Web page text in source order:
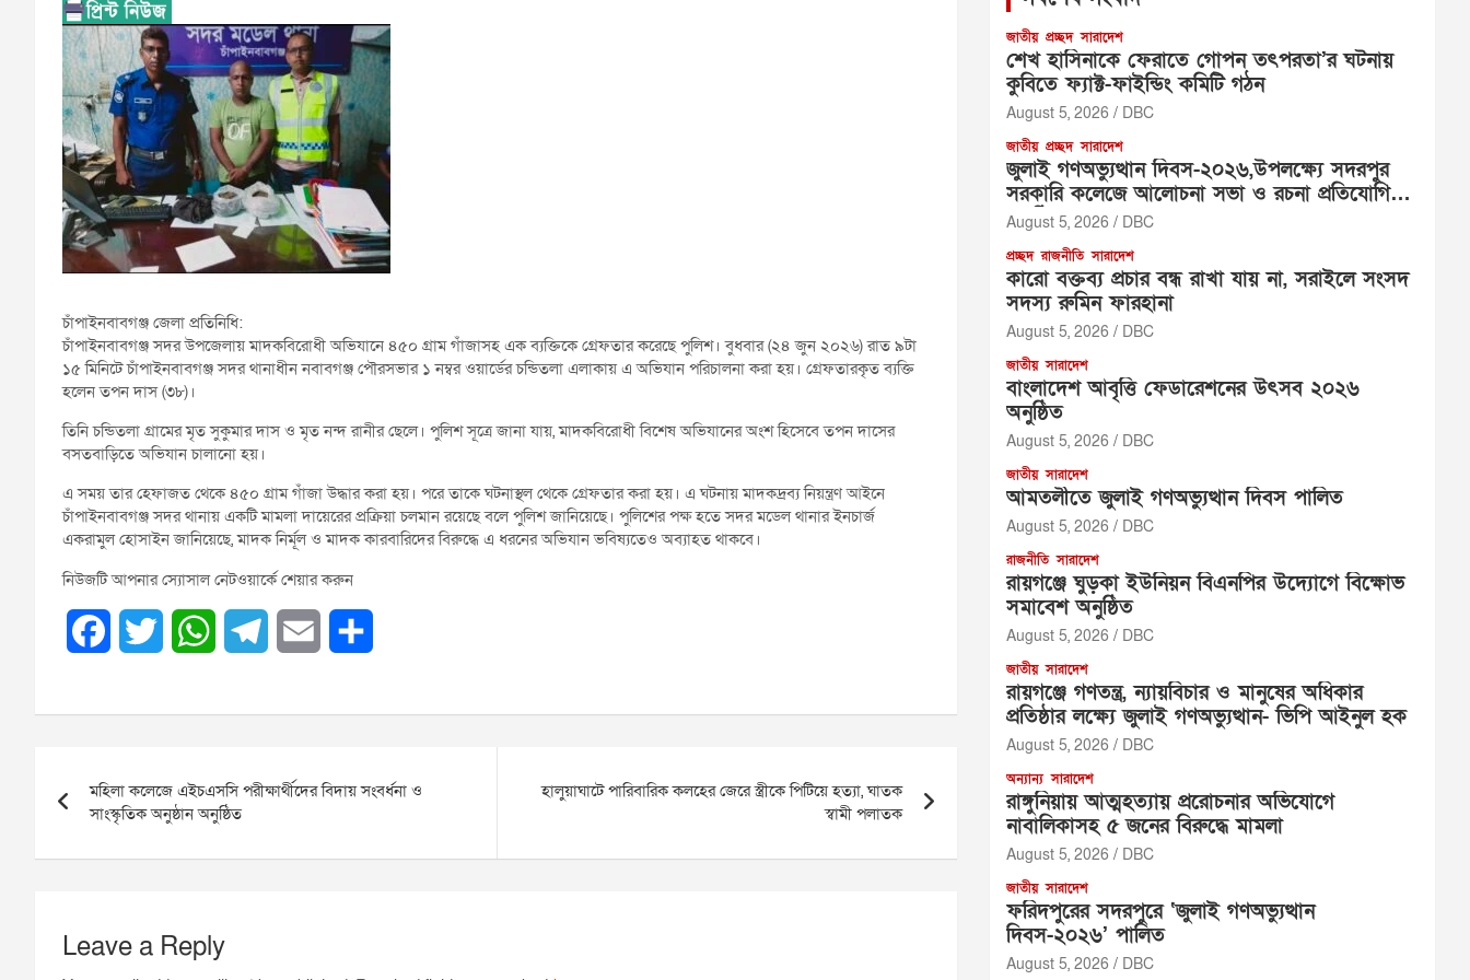
চাঁপাইনবাবগঞ্জ জেলা প্রতিনিধি:
চাঁপাইনবাবগঞ্জ সদর উপজেলায় মাদকবিরোধী অভিযানে ৪৫০ গ্রাম গাঁজাসহ এক ব্যক্তিকে গ্রেফতার করেছে পুলিশ। বুধবার (২৪ জুন ২০২৬) রাত ৯টা
১৫ মিনিটে চাঁপাইনবাবগঞ্জ সদর থানাধীন নবাবগঞ্জ পৌরসভার ১ নম্বর ওয়ার্ডের চন্ডিতলা এলাকায় এ অভিযান পরিচালনা করা হয়। গ্রেফতারকৃত ব্যক্তি
হলেন তপন দাস (৩৮)।
তিনি চন্ডিতলা গ্রামের মৃত সুকুমার দাস ও মৃত নন্দ রানীর ছেলে। পুলিশ সূত্রে জানা যায়, মাদকবিরোধী বিশেষ অভিযানের অংশ হিসেবে তপন দাসের
বসতবাড়িতে অভিযান চালানো হয়।
এ সময় তার হেফাজত থেকে ৪৫০ গ্রাম গাঁজা উদ্ধার করা হয়। পরে তাকে ঘটনাস্থল থেকে গ্রেফতার করা হয়। এ ঘটনায় মাদকদ্রব্য নিয়ন্ত্রণ আইনে
চাঁপাইনবাবগঞ্জ সদর থানায় একটি মামলা দায়েরের প্রক্রিয়া চলমান রয়েছে বলে পুলিশ জানিয়েছে। পুলিশের পক্ষ হতে সদর মডেল থানার ইনচার্জ
একরামুল হোসাইন জানিয়েছে, মাদক নির্মূল ও মাদক কারবারিদের বিরুদ্ধে এ ধরনের অভিযান ভবিষ্যতেও অব্যাহত থাকবে।
নিউজটি আপনার স্যোসাল নেটওয়ার্কে শেয়ার করুন
c
b
k
i
t
W
a
s
p
l
a
a
e
navigation
মহিলা কলেজে এইচএসসি পরীক্ষার্থীদের বিদায় সংবর্ধনা ও
সাংস্কৃতিক অনুষ্ঠান অনুষ্ঠিত
হালুয়াঘাটে পারিবারিক কলহের জেরে স্ত্রীকে পিটিয়ে হত্যা, ঘাতক
স্বামী পলাতক
Leave a Reply
জাতীয় প্রচ্ছদ সারাদেশ
শেখ হাসিনাকে ফেরাতে গোপন তৎপরতা’র ঘটনায়
কুবিতে ফ্যাক্ট-ফাইন্ডিং কমিটি গঠন
August 5, 2026 DBC
জাতীয় প্রচ্ছদ সারাদেশ
জুলাই গণঅভ্যুত্থান দিবস-২০২৬,উপলক্ষ্যে সদরপুর
সরকারি কলেজে আলোচনা সভা ও রচনা প্রতিযোগিতা
অনুষ্ঠিত
August 5, 2026 DBC
প্রচ্ছদ রাজনীতি সারাদেশ
‎কারো বক্তব্য প্রচার বন্ধ রাখা যায় না, সরাইলে সংসদ
সদস্য রুমিন ফারহানা ‎ ‎
August 5, 2026 DBC
জাতীয় সারাদেশ
বাংলাদেশ আবৃত্তি ফেডারেশনের উৎসব ২০২৬
অনুষ্ঠিত
August 5, 2026 DBC
জাতীয় সারাদেশ
আমতলীতে জুলাই গণঅভ্যুত্থান দিবস পালিত
August 5, 2026 DBC
রাজনীতি সারাদেশ
রায়গঞ্জে ঘুড়কা ইউনিয়ন বিএনপির উদ্যোগে বিক্ষোভ
সমাবেশ অনুষ্ঠিত
August 5, 2026 DBC
জাতীয় সারাদেশ
রায়গঞ্জে গণতন্ত্র, ন্যায়বিচার ও মানুষের অধিকার
প্রতিষ্ঠার লক্ষ্যে জুলাই গণঅভ্যুত্থান- ভিপি আইনুল হক
August 5, 2026 DBC
অন্যান্য সারাদেশ
রাঙ্গুনিয়ায় আত্মহত্যায় প্ররোচনার অভিযোগে
নাবালিকাসহ ৫ জনের বিরুদ্ধে মামলা
August 5, 2026 DBC
জাতীয় সারাদেশ
ফরিদপুরের সদরপুরে ‘জুলাই গণঅভ্যুত্থান
দিবস-২০২৬’ পালিত
August 5, 2026 DBC